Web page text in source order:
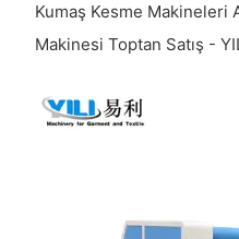
Kumaş Kesme Makineleri
Makinesi Toptan Satış -